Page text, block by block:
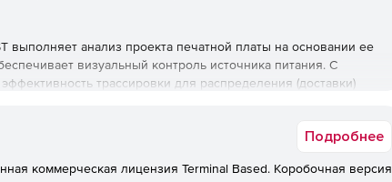
выполняет анализ проекта печатной платы на основании ее
визуальный контроль источника питания. С
трассировки для распределения (доставки)
путь от источника энергии к нагрузке присутствует
обеспечения требуемого потребления энергии
Подробнее
коммерческая лицензия Terminal Based. Коробочная версия